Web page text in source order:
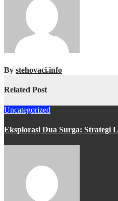
By stehovaci.info
Related Post
Uncategorized
Eksplorasi Dua Surga: Strategi